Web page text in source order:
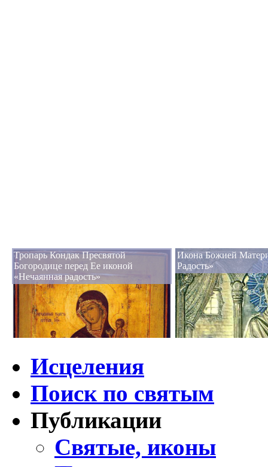
Тропарь Кондак Пресвятой
Богородице перед Ее иконой
«Нечаянная радость»
Икона Божией
Радость»
Исцеления
Поиск по святым
Публикации
Святые, иконы